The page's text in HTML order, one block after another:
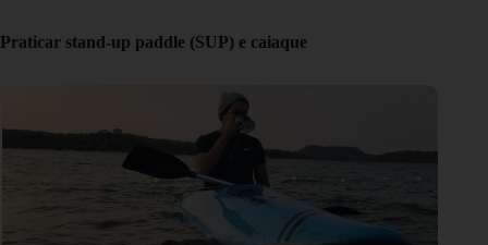
Praticar stand-up paddle (SUP) e caiaque